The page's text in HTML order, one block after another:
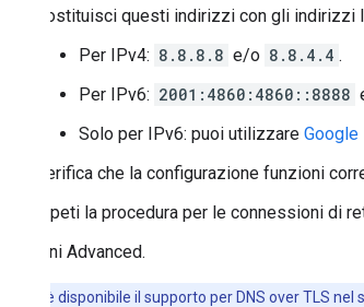
Sostituisci questi indirizzi con gli indirizzi
Per IPv4: 8.8.8.8 e/o 8.8.4.4 .
Per IPv6: 2001:4860:4860::8888
Solo per IPv6: puoi utilizzare Google
Verifica che la configurazione funzioni
Ripeti la procedura per le connessioni di
di Gemini Advanced.
non è disponibile il supporto per DNS over TLS